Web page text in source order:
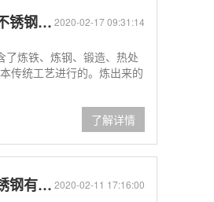
2020-02-17 09:31:14
公司
了炼铁、炼钢、锻造、热处
传统工艺进行的。炼出来的
了解详情
2020-02-11 17:16:00
公司